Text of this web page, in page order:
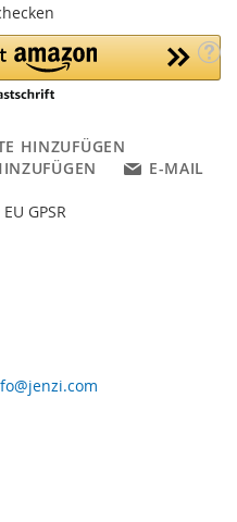
HINZUFÜGEN
E-MAIL
GPSR